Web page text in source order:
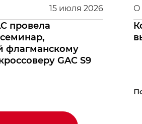
15 июля 2026
провела
флагманскому
GAC S9
О